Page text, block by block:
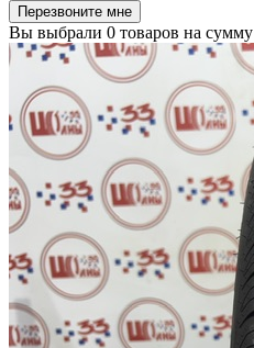
Перезвоните мне
Вы выбрали 0 товаров на сумму